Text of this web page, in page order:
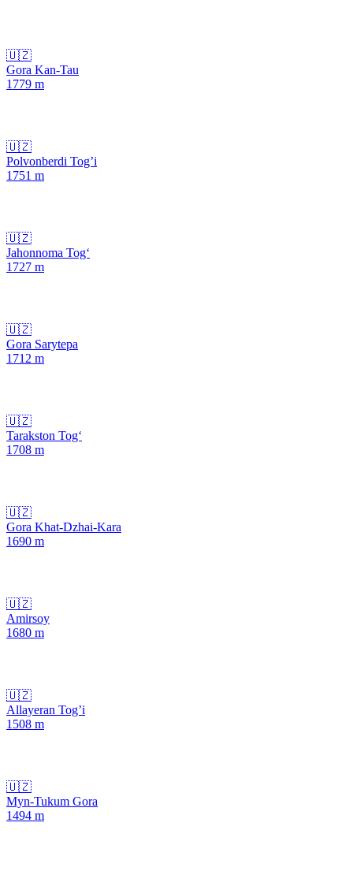
🇺🇿
Gora Kan-Tau
1779 m
🇺🇿
Polvonberdi Tog’i
1751 m
🇺🇿
Jahonnoma Tog‘
1727 m
🇺🇿
Gora Sarytepa
1712 m
🇺🇿
Tarakston Tog‘
1708 m
🇺🇿
Gora Khat-Dzhai-Kara
1690 m
🇺🇿
Amirsoy
1680 m
🇺🇿
Allayeran Tog’i
1508 m
🇺🇿
Myn-Tukum Gora
1494 m